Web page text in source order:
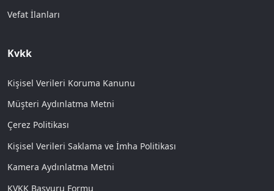
Vefat İlanları
Kvkk
Kişisel Verileri Koruma Kanunu
Müşteri Aydınlatma Metni
Çerez Politikası
Kişisel Verileri Saklama ve İmha Politikası
Kamera Aydınlatma Metni
KVKK Başvuru Formu